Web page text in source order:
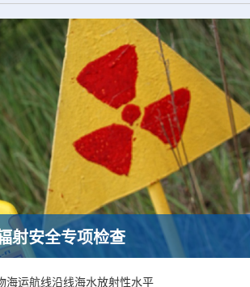
破、成果转化落地及产业化发展等方
面开...
射安全专项检查
海运航线沿线海水放射性水平